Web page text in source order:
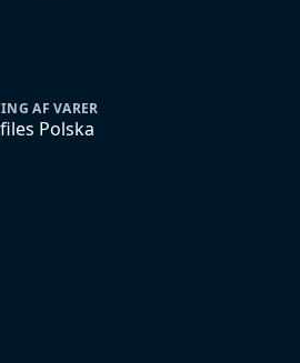
AF VARER
Polska